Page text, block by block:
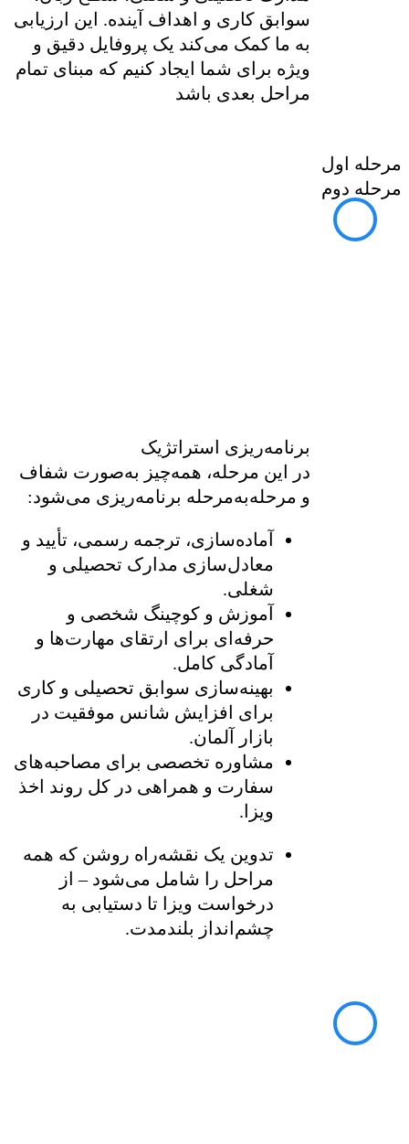
سوابق کاری و اهداف آینده. این ارزیابی
به ما کمک می‌کند یک پروفایل دقیق و
ویژه برای شما ایجاد کنیم که مبنای تمام
مراحل بعدی باشد
مرحله اول
مرحله دوم
برنامه‌ریزی استراتژیک
در این مرحله، همه‌چیز به‌صورت شفاف
و مرحله‌به‌مرحله برنامه‌ریزی می‌شود:
آماده‌سازی، ترجمه رسمی، تأیید و
معادل‌سازی مدارک تحصیلی و
شغلی.
آموزش و کوچینگ شخصی و
حرفه‌ای برای ارتقای مهارت‌ها و
آمادگی کامل.
بهینه‌سازی سوابق تحصیلی و کاری
برای افزایش شانس موفقیت در
بازار آلمان.
مشاوره تخصصی برای مصاحبه‌های
سفارت و همراهی در کل روند اخذ
ویزا.
تدوین یک نقشه‌راه روشن که همه
مراحل را شامل می‌شود – از
درخواست ویزا تا دستیابی به
چشم‌انداز بلندمدت.